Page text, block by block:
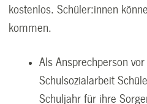
kostenlos. Schüler:innen
kommen.
Als Ansprechperson
Schulsozialarbeit
Schuljahr für ihre